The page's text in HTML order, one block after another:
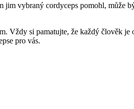
vybraný cordyceps pomohl, může
Vždy si pamatujte, že každý člověk je
pro vás.